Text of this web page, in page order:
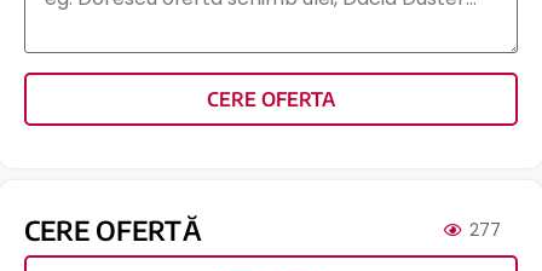
CERE OFERTA
CERE OFERTĂ 277